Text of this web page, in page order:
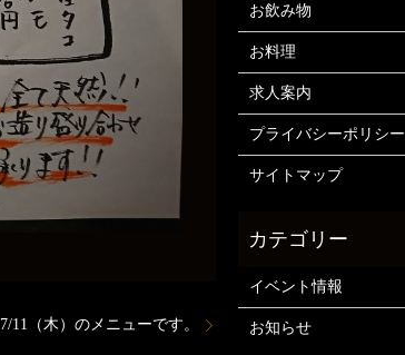
7/11（木）のメニューです。
お飲み物
お料理
求人案内
プライバシーポリシー
サイトマップ
イベント情報
お知らせ